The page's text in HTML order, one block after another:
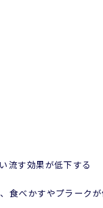
流す効果が低下する
食べかすやプラーク